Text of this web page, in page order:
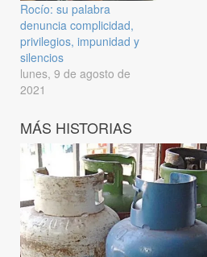
Rocío: su palabra
denuncia complicidad,
privilegios, impunidad y
silencios
lunes, 9 de agosto de
2021
MÁS HISTORIAS